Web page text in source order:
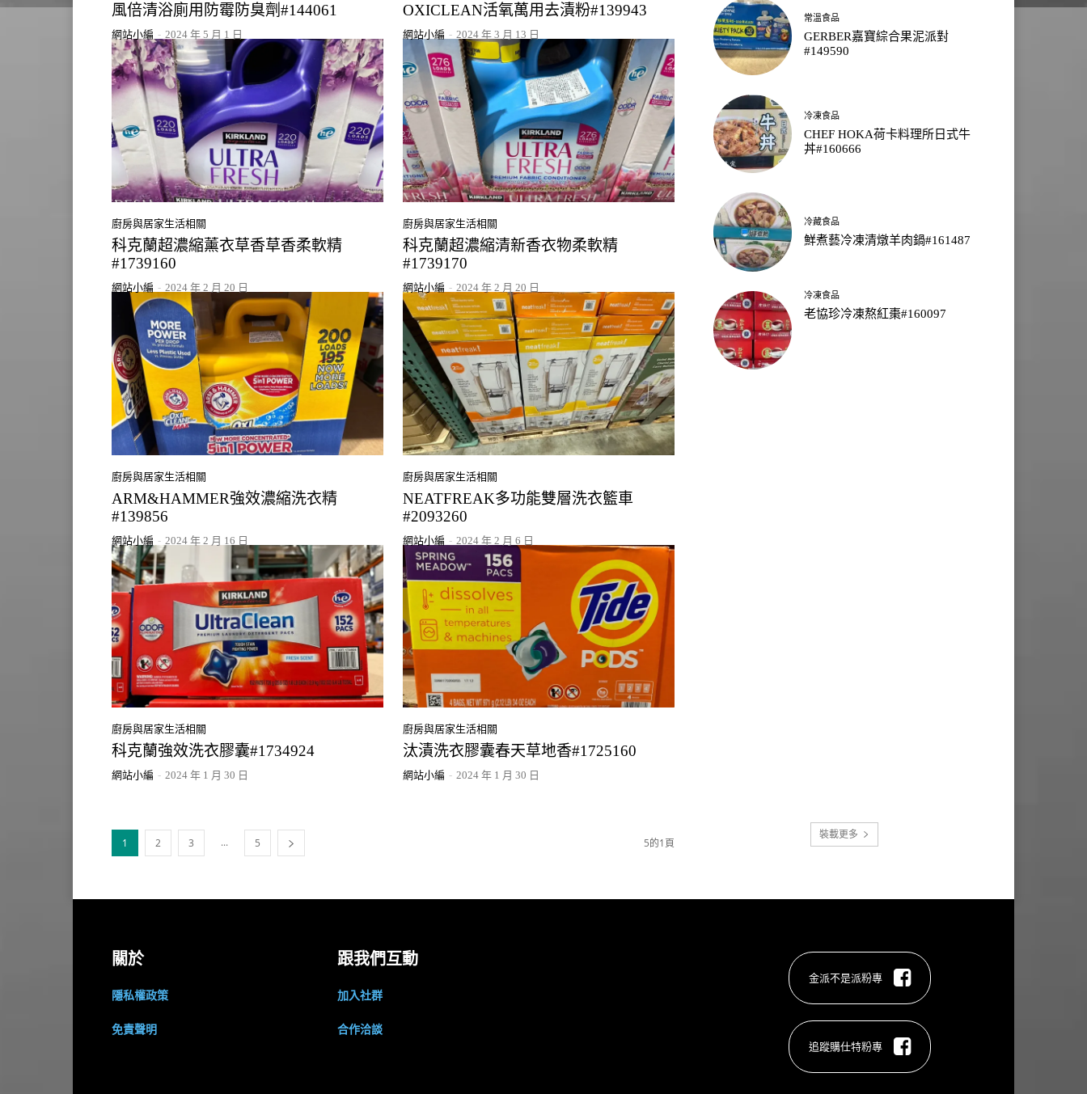
風倍清浴廁用防霉防臭劑#144061
網站小編 - 2024 年 5 月 1 日
OXICLEAN活氧萬用去漬粉#139943
網站小編 - 2024 年 3 月 13 日
廚房與居家生活相關
科克蘭超濃縮薰衣草香草香柔軟精
#1739160
網站小編 - 2024 年 2 月 20 日
廚房與居家生活相關
科克蘭超濃縮清新香衣物柔軟精
#1739170
網站小編 - 2024 年 2 月 20 日
廚房與居家生活相關
ARM&HAMMER強效濃縮洗衣精
#139856
網站小編 - 2024 年 2 月 16 日
廚房與居家生活相關
NEATFREAK多功能雙層洗衣籃車
#2093260
網站小編 - 2024 年 2 月 6 日
廚房與居家生活相關
科克蘭強效洗衣膠囊#1734924
網站小編 - 2024 年 1 月 30 日
廚房與居家生活相關
汰漬洗衣膠囊春天草地香#1725160
網站小編 - 2024 年 1 月 30 日
1 2 3 ... 5 5的1頁
常溫食品
GERBER嘉寶綜合果泥派對
#149590
冷凍食品
CHEF HOKA荷卡料理所日式牛
丼#160666
冷藏食品
鮮煮藝冷凍清燉羊肉鍋#161487
冷凍食品
老協珍冷凍熬紅棗#160097
裝載更多
關於
隱私權政策
免責聲明
跟我們互動
加入社群
合作洽談
金派不是派粉專
追蹤購仕特粉專